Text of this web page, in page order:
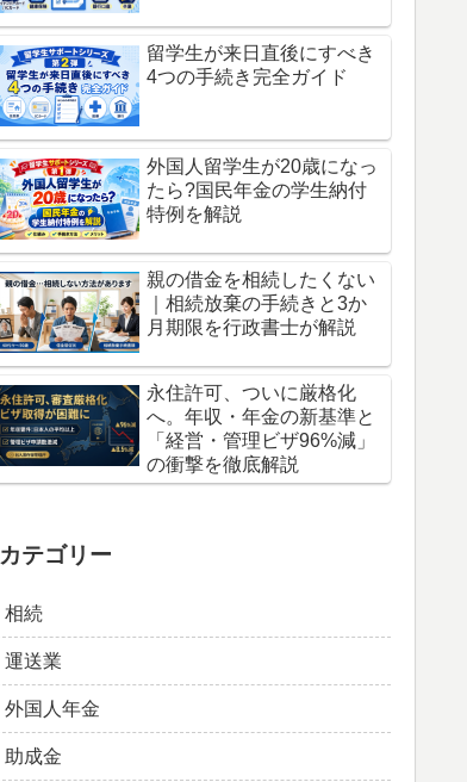
留学生が来日直後にすべき
4つの手続き完全ガイド
外国人留学生が20歳になっ
たら?国民年金の学生納付
特例を解説
親の借金を相続したくない
｜相続放棄の手続きと3か
月期限を行政書士が解説
永住許可、ついに厳格化
へ。年収・年金の新基準と
「経営・管理ビザ96%減」
の衝撃を徹底解説
カテゴリー
相続
運送業
外国人年金
助成金